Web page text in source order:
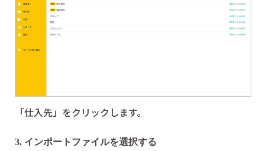
「仕入先」をクリックします。
3. インポートファイルを選択する